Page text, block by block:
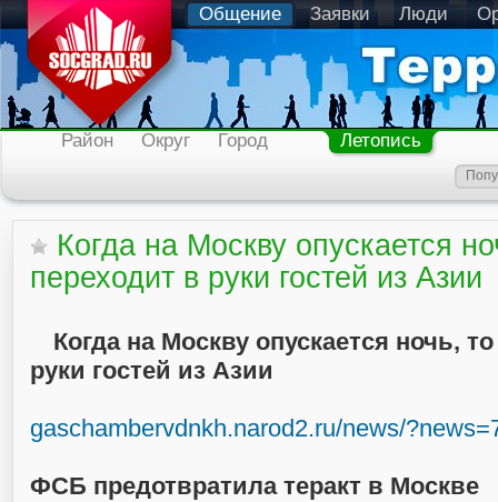
Общение Заявки Люди
Район Округ Город Летопись
Когда на Москву опускается
переходит в руки гостей из Азии
Когда на Москву опускается ночь,
руки гостей из Азии
gaschambervdnkh.narod2.ru/news/
ФСБ предотвратила теракт в Москве